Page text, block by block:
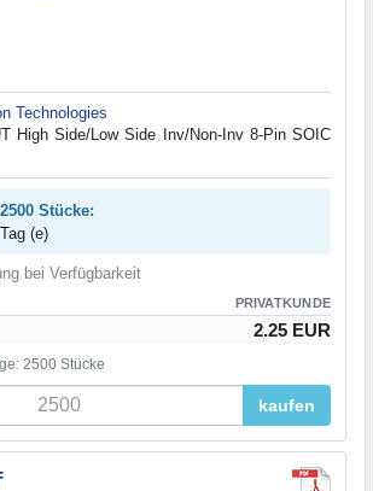
Technologies
High Side/Low Side Inv/Non-Inv 8-Pin SOIC
Stücke:
(e)
bei Verfügbarkeit
PRIVATKUNDE
2.25 EUR
2500 Stücke
kaufen